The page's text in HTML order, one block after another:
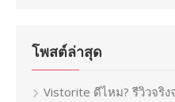
โพสต์ล่าสุด
Vistorite ดีไหม? รีวิวจริ